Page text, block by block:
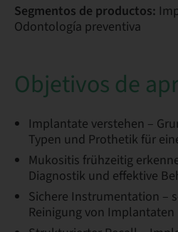
Segmentos de productos:
Odontología preventiva
Objetivos de
Implantate verstehen –
Typen und Prothetik für
Mukositis frühzeitig
Diagnostik und effektive
Sichere Instrumentation –
Reinigung von Implantaten